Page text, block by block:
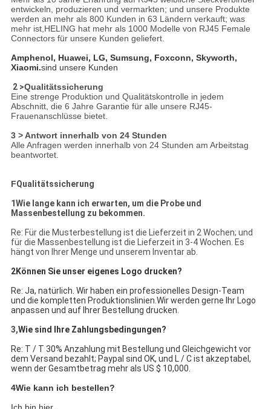
entwickeln, produzieren und vermarkten; und unsere Produkte
werden an mehr als 800 Kunden in 63 Ländern verkauft; was
mehr ist,HELING hat mehr als 1000 Modelle von RJ45 Female
Connectors für unsere Kunden geliefert.
Amphenol, Huawei, LG, Sumsung, Foxconn, Skyworth,
Xiaomi.sind unsere Kunden
2 >Qualitätssicherung
Eine strenge Produktion und Qualitätskontrolle in jedem
Abschnitt, die 6 Jahre Garantie für alle unsere RJ45-
Frauenanschlüsse bietet.
3 > Antwort innerhalb von 24 Stunden
Alle Anfragen werden innerhalb von 24 Stunden am Arbeitstag
beantwortet.
FQualitätssicherung
1Wie lange kann ich erwarten, um die Probe und
Massenbestellung zu bekommen.
Re: Für die Musterbestellung ist die Lieferzeit in 2 Wochen; und
für die Massenbestellung ist die Lieferzeit in 3-4 Wochen. Es
hängt von Ihrer Menge und unserem Inventar ab.
2Können Sie unser eigenes Logo drucken?
Re: Ja, natürlich. Wir haben ein professionelles Design-Team
und die kompletten Produktionslinien.Wir werden gerne Ihr Logo
anpassen und auf Ihrer Bestellung drucken.
3,Wie sind Ihre Zahlungsbedingungen?
Re: T / T 30% Anzahlung mit Bestellung und Gleichgewicht vor
dem Versand bezahlt; Paypal sind OK, und L / C ist akzeptabel,
wenn der Gesamtbetrag mehr als US $ 10,000.
4Wie kann ich bestellen?